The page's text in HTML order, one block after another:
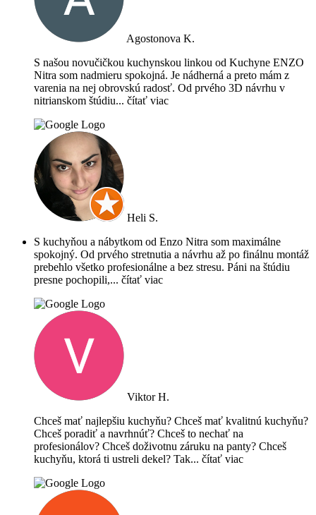
Agostonova K.
S našou novučičkou kuchynskou linkou od Kuchyne ENZO
Nitra som nadmieru spokojná. Je nádherná a preto mám z
varenia na nej obrovskú radosť. Od prvého 3D návrhu v
nitrianskom štúdiu... čítať viac
Heli S.
S kuchyňou a nábytkom od Enzo Nitra som maximálne
spokojný. Od prvého stretnutia a návrhu až po finálnu montáž
prebehlo všetko profesionálne a bez stresu. Páni na štúdiu
presne pochopili,... čítať viac
Viktor H.
Chceš mať najlepšiu kuchyňu? Chceš mať kvalitnú kuchyňu?
Chceš poradiť a navrhnúť? Chceš to nechať na
profesionálov? Chceš doživotnu záruku na panty? Chceš
kuchyňu, ktorá ti ustreli dekel? Tak... čítať viac